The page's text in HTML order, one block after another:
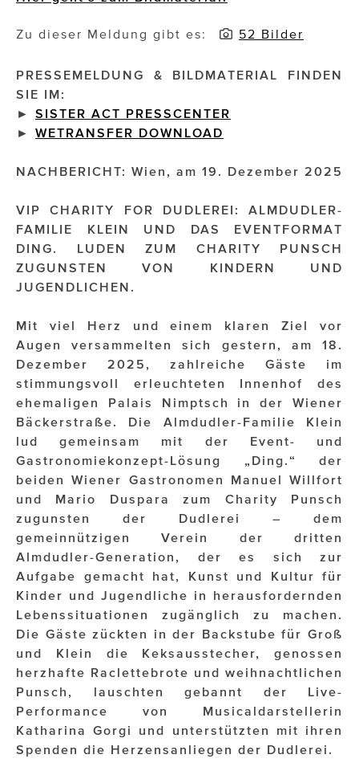
Impressionisten
JOOLZ
JUWELIER WAGNER
NEVER AGE NUTRITION
Nina Kraft – Kraft Media Minds
NORMAL
rot weiss rosé
OTTO AM DONAUKANAL
sehen!wutscher
SISTER ACT
Solid & Bold
St. Peter Stiftskulinarium
Susanne Wuest
The Budims
THE GOODSTUFF
Upside Down Town Hotel – Neue Post
VieSFF – Vienna Spanish Film Festival
ÜBER UNS
PRESS CONTACT
Zu dieser Meldung gibt es: 52 Bilder
PRESSEMELDUNG & BILDMATERIAL FINDEN
SIE IM:
► SISTER ACT PRESSCENTER
► WETRANSFER DOWNLOAD
NACHBERICHT: Wien, am 19. Dezember 2025
VIP CHARITY FOR DUDLEREI: ALMDUDLER-
FAMILIE KLEIN UND DAS EVENTFORMAT
DING. LUDEN ZUM CHARITY PUNSCH
ZUGUNSTEN VON KINDERN UND
JUGENDLICHEN.
Mit viel Herz und einem klaren Ziel vor
Augen versammelten sich gestern, am 18.
Dezember 2025, zahlreiche Gäste im
stimmungsvoll erleuchteten Innenhof des
ehemaligen Palais Nimptsch in der Wiener
Bäckerstraße. Die Almdudler-Familie Klein
lud gemeinsam mit der Event- und
Gastronomiekonzept-Lösung „Ding.“ der
beiden Wiener Gastronomen Manuel Willfort
und Mario Duspara zum Charity Punsch
zugunsten der Dudlerei – dem
gemeinnützigen Verein der dritten
Almdudler-Generation, der es sich zur
Aufgabe gemacht hat, Kunst und Kultur für
Kinder und Jugendliche in herausfordernden
Lebenssituationen zugänglich zu machen.
Die Gäste zückten in der Backstube für Groß
und Klein die Keksausstecher, genossen
herzhafte Raclettebrote und weihnachtlichen
Punsch, lauschten gebannt der Live-
Performance von Musicaldarstellerin
Katharina Gorgi und unterstützten mit ihren
Spenden die Herzensanliegen der Dudlerei.